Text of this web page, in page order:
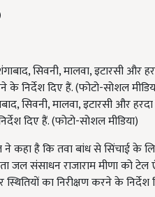
सिवनी, मालवा, इटारसी और
दिए हैं. (फोटो-सोशल मीडिया)
कहा है कि तवा बांध से सिंचाई के
जल संसाधन राजाराम मीणा को
का निरीक्षण करने के निर्देश